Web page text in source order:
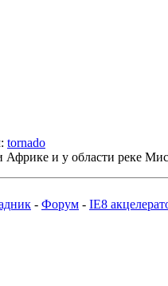
tornado
Африке и у области реке
- Форум - IE8